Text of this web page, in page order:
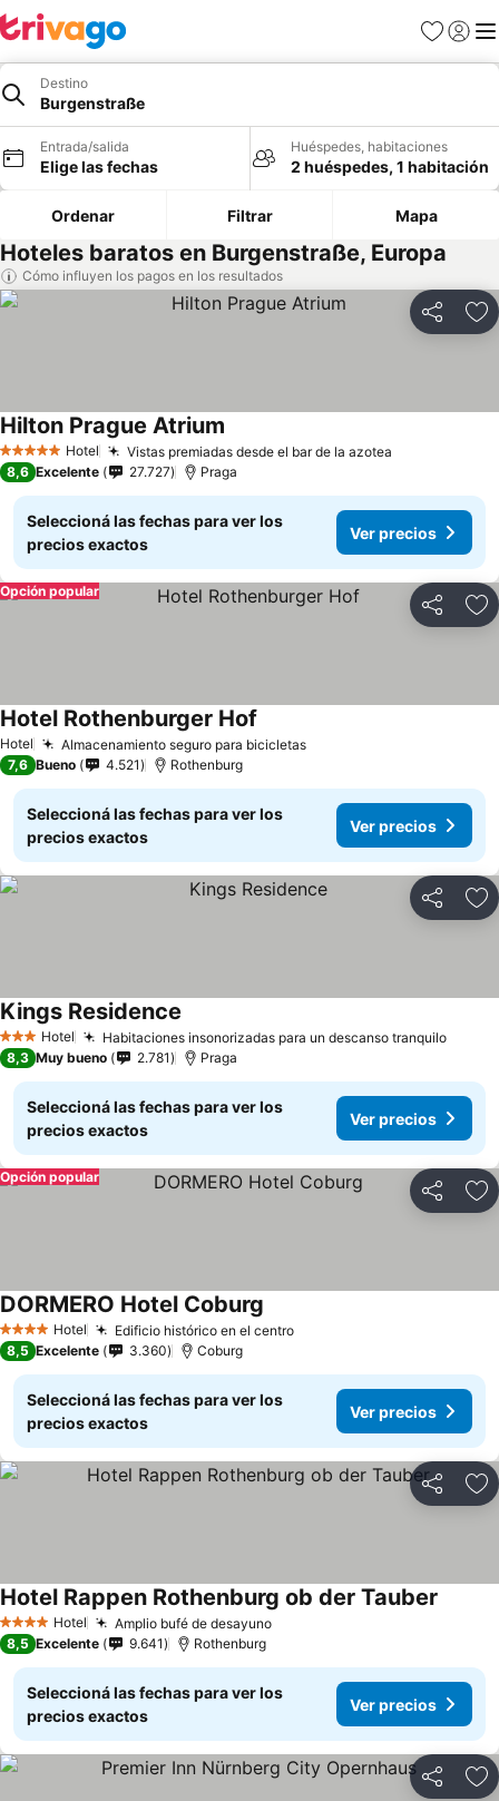
Favoritos
Iniciar
Destino
Burgenstraße
Entrada/salida
Elige las fechas
Huéspedes, habitaciones
2 huéspedes, 1 habitación
Ordenar Filtrar Mapa
Hoteles baratos en Burgenstraße, Europa
Cómo influyen los pagos en los resultados
Compartir
5 Estrellas Hotel Vistas premiadas desde el bar de la azotea
Hilton Prague Atrium
8,6 Excelente 27.727 Praga
Seleccioná las fechas para ver los
precios exactos
Ver precios
Compartir
Opción popular
Hotel Almacenamiento seguro para bicicletas
Hotel Rothenburger Hof
7,6 Bueno 4.521 Rothenburg
Seleccioná las fechas para ver los
precios exactos
Ver precios
Compartir
3 Estrellas
Hotel Habitaciones insonorizadas para un descanso tranquilo
Kings Residence
8,3 Muy bueno 2.781 Praga
Seleccioná las fechas para ver los
precios exactos
Ver precios
Compartir
Opción popular
4 EstrellasHotel Edificio histórico en el centro
DORMERO Hotel Coburg
8,5 Excelente 3.360 Coburg
Seleccioná las fechas para ver los
precios exactos
Ver precios
Compartir
4 EstrellasHotel Amplio bufé de desayuno
Hotel Rappen Rothenburg ob der Tauber
8,5 Excelente 9.641 Rothenburg
Seleccioná las fechas para ver los
precios exactos
Ver precios
Compartir